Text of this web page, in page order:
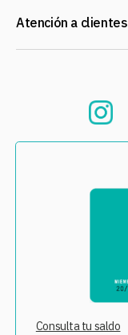
Atención a clientes
Consulta tu saldo